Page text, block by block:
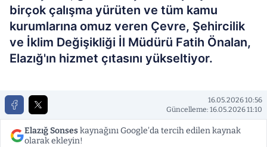
birçok çalışma yürüten ve tüm kamu
kurumlarına omuz veren Çevre, Şehircilik
ve İklim Değişikliği İl Müdürü Fatih Önalan,
Elazığ'ın hizmet çıtasını yükseltiyor.
16.05.2026 10:56
Güncelleme: 16.05.2026 11:10
Elazığ Sonseskaynağını Google'da tercih edilen kaynak
olarak ekleyin!